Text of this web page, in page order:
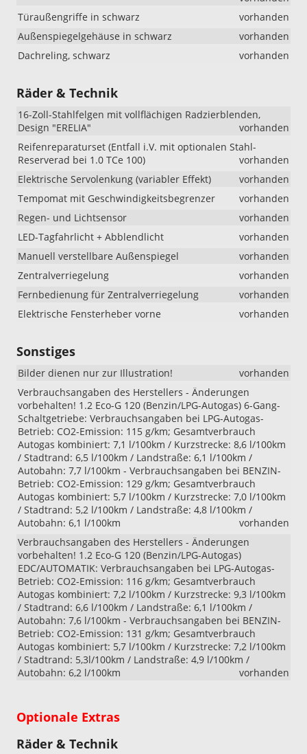
Türaußengriffe in schwarz
vorhanden
Außenspiegelgehäuse in schwarz
vorhanden
Dachreling, schwarz
vorhanden
Räder & Technik
16-Zoll-Stahlfelgen mit vollflächigen Radzierblenden,
Design "ERELIA"
vorhanden
Reifenreparaturset (Entfall i.V. mit optionalen Stahl-
Reserverad bei 1.0 TCe 100)
vorhanden
Elektrische Servolenkung (variabler Effekt)
vorhanden
Tempomat mit Geschwindigkeitsbegrenzer
vorhanden
Regen- und Lichtsensor
vorhanden
LED-Tagfahrlicht + Abblendlicht
vorhanden
Manuell verstellbare Außenspiegel
vorhanden
Zentralverriegelung
vorhanden
Fernbedienung für Zentralverriegelung
vorhanden
Elektrische Fensterheber vorne
vorhanden
Sonstiges
Bilder dienen nur zur Illustration!
vorhanden
Verbrauchsangaben des Herstellers - Änderungen
vorbehalten! 1.2 Eco-G 120 (Benzin/LPG-Autogas) 6-Gang-
Schaltgetriebe: Verbrauchsangaben bei LPG-Autogas-
Betrieb: CO2-Emission: 115 g/km; Gesamtverbrauch
Autogas kombiniert: 7,1 l/100km / Kurzstrecke: 8,6 l/100km
/ Stadtrand: 6,5 l/100km / Landstraße: 6,1 l/100km /
Autobahn: 7,7 l/100km - Verbrauchsangaben bei BENZIN-
Betrieb: CO2-Emission: 129 g/km; Gesamtverbrauch
Autogas kombiniert: 5,7 l/100km / Kurzstrecke: 7,0 l/100km
/ Stadtrand: 5,2 l/100km / Landstraße: 4,8 l/100km /
Autobahn: 6,1 l/100km
vorhanden
Verbrauchsangaben des Herstellers - Änderungen
vorbehalten! 1.2 Eco-G 120 (Benzin/LPG-Autogas)
EDC/AUTOMATIK: Verbrauchsangaben bei LPG-Autogas-
Betrieb: CO2-Emission: 116 g/km; Gesamtverbrauch
Autogas kombiniert: 7,2 l/100km / Kurzstrecke: 9,3 l/100km
/ Stadtrand: 6,6 l/100km / Landstraße: 6,1 l/100km /
Autobahn: 7,6 l/100km - Verbrauchsangaben bei BENZIN-
Betrieb: CO2-Emission: 131 g/km; Gesamtverbrauch
Autogas kombiniert: 5,7 l/100km / Kurzstrecke: 7,2 l/100km
/ Stadtrand: 5,3l/100km / Landstraße: 4,9 l/100km /
Autobahn: 6,2 l/100km
vorhanden
Optionale Extras
Räder & Technik